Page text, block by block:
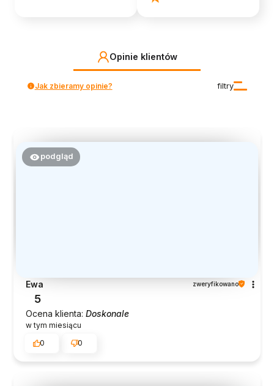
Opinie klientów
filtry
Jak zbieramy opinie?
podgląd
Ewa zweryfikowano
5
Ocena klienta: Doskonale
w tym miesiącu
0
0